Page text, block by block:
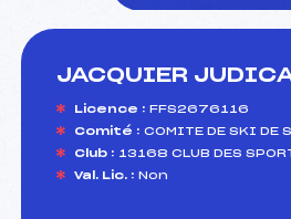
JACQUIER
Licence : FFS2676116
Comité : COMITE DE SKI DE
Club : 13168 CLUB DES
Val. Lic. : Non